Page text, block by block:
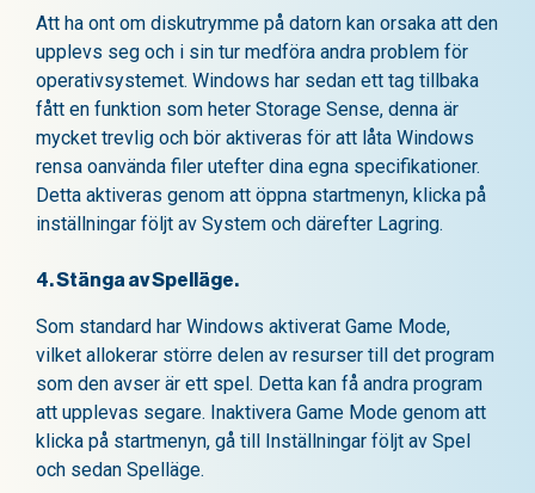
Att ha ont om diskutrymme på datorn kan orsaka att den
upplevs seg och i sin tur medföra andra problem för
operativsystemet. Windows har sedan ett tag tillbaka
fått en funktion som heter Storage Sense, denna är
mycket trevlig och bör aktiveras för att låta Windows
rensa oanvända filer utefter dina egna specifikationer.
Detta aktiveras genom att öppna startmenyn, klicka på
inställningar följt av System och därefter Lagring.
4. Stänga av Spelläge.
Som standard har Windows aktiverat Game Mode,
vilket allokerar större delen av resurser till det program
som den avser är ett spel. Detta kan få andra program
att upplevas segare. Inaktivera Game Mode genom att
klicka på startmenyn, gå till Inställningar följt av Spel
och sedan Spelläge.